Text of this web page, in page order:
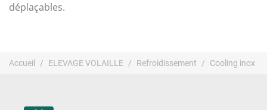
déplaçables.
Accueil ELEVAGE VOLAILLE Refroidissement Cooling inox